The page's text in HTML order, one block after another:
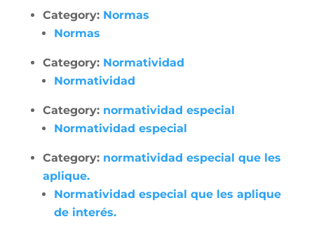
Category: Normas
Normas
Category: Normatividad
Normatividad
Category: normatividad especial
Normatividad especial
Category: normatividad especial que les
aplique.
Normatividad especial que les aplique
de interés.